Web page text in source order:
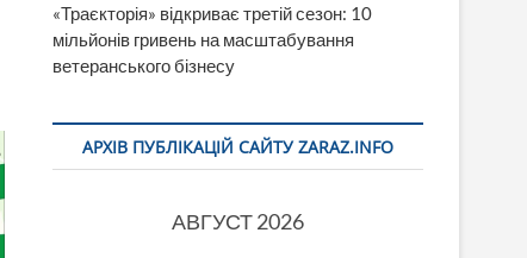
«Траєкторія» відкриває третій сезон: 10
мільйонів гривень на масштабування
ветеранського бізнесу
АРХІВ ПУБЛІКАЦІЙ САЙТУ ZARAZ.INFO
АВГУСТ 2026